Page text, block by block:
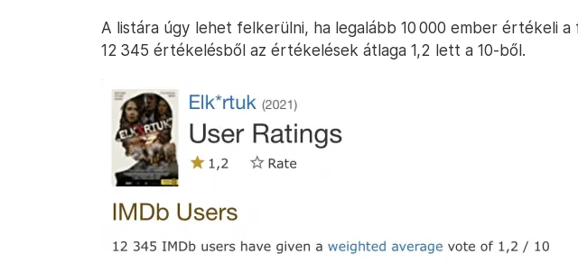
A listára úgy lehet felkerülni, ha legalább 10 000 ember értékeli
12 345 értékelésből az értékelések átlaga 1,2 lett a 10-ből.